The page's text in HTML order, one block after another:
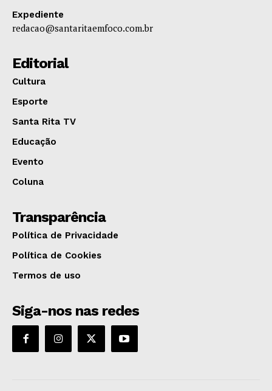
Expediente
redacao@santaritaemfoco.com.br
Editorial
Cultura
Esporte
Santa Rita TV
Educação
Evento
Coluna
Transparência
Política de Privacidade
Política de Cookies
Termos de uso
Siga-nos nas redes